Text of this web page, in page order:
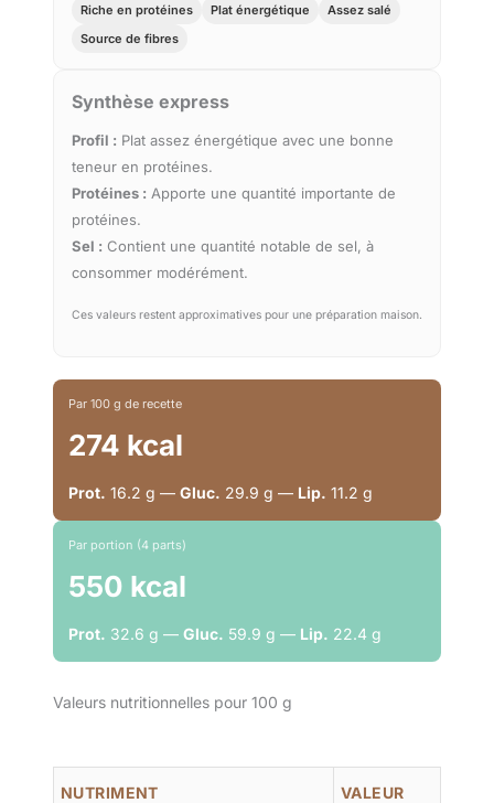
Riche en protéines Plat énergétique
Assez salé
Source de fibres
Synthèse express
Profil : Plat assez énergétique avec une bonne
teneur en protéines.
Protéines : Apporte une quantité importante de
protéines.
Sel : Contient une quantité notable de sel, à
consommer modérément.
Ces valeurs restent approximatives pour une préparation maison.
Par 100 g de recette
274 kcal
Prot. 16.2 g — Gluc. 29.9 g — Lip. 11.2 g
Par portion (4 parts)
550 kcal
Prot. 32.6 g — Gluc. 59.9 g — Lip. 22.4 g
Valeurs nutritionnelles pour 100 g
NUTRIMENT VALEUR